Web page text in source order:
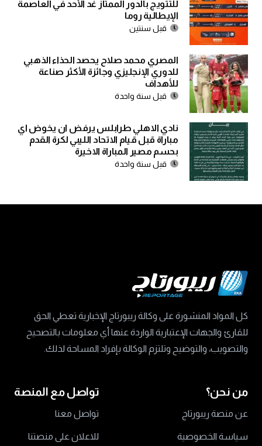
للتتويج بالدور الممتاز غد الأحد في العاصمة
الإيطالية روما
قبل سنتين
المصري محمد صلاح يحصد الحذاء الذهبي
للدوري الإنجليزي وجائزة الأكثر صناعة
للأهداف
قبل سنة واحدة
نادي الاهلي طرابلس يرفض ان يخوض اي
مباراة قبل قيام الاتحاد الليبي لكرة القدم
بحسم مصير المباراة الاخيرة
قبل سنة واحدة
كل المواد المنشورة على وكالة ريبورتاج الإخبارية تعطي الحق
للقارئ والجهات الإعتبارية الواردة عنها أي معلومات بالتصحيح
والتصويب، والتوضيح وتلتزم الوكالة بإفراد المساحة لذلك.
من نحن؟
عن منصة ريبورتاج
سياسة الخصوصية
تواصل مع المنصة
تواصل معنا
للاعلان على منصتنا